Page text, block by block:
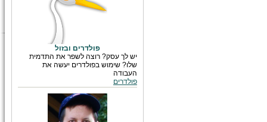
פולדרים ובזול
יש לך עסק? רוצה לשפר את התדמית
שלו? שימוש בפולדרים יעשה את
העבודה
פולדרים